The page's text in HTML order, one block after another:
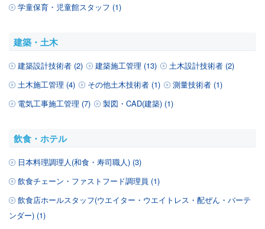
学童保育・児童館スタッフ (1)
建築・土木
建築設計技術者 (2) 建築施工管理 (13)
土木設計技術者 (2)
土木施工管理 (4)
その他土木技術者 (1)
測量技術者 (1)
電気工事施工管理 (7)
製図・CAD(建築) (1)
飲食・ホテル
日本料理調理人(和食・寿司職人) (3)
飲食チェーン・ファストフード調理員 (1)
飲食店ホールスタッフ(ウエイター・ウエイトレス・配ぜん・バーテ
ンダー) (1)